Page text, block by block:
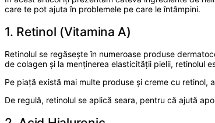
care te pot ajuta în problemele pe care le întâmpini.
1. Retinol (Vitamina A)
Retinolul se regăsește în numeroase produse
de colagen și la menținerea elasticității pielii, retinolul
Pe piață există mai multe produse și creme cu
De regulă, retinolul se aplică seara, pentru că ajută